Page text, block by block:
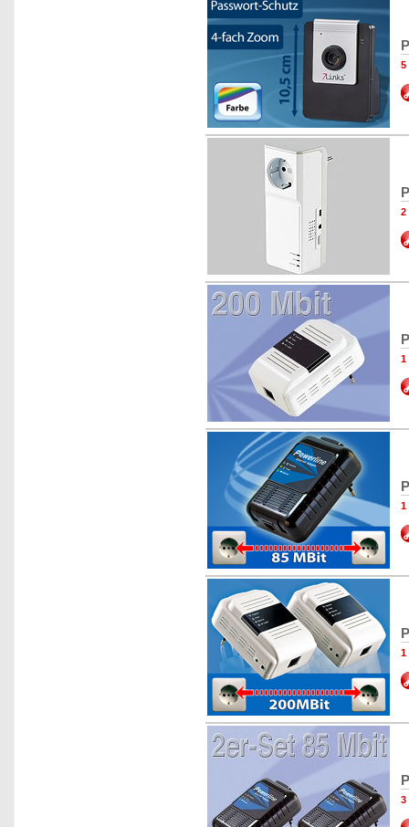
5
2
1
1
1
3